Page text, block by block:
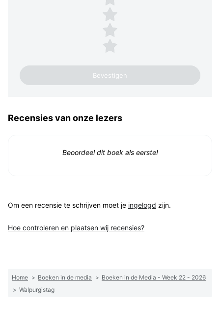
3 sterren
2 sterren
1 ster
Recensies van onze lezers
Beoordeel dit boek als eerste!
Om een recensie te schrijven moet je ingelogd zijn.
Hoe controleren en plaatsen wij recensies?
Home > Boeken in de media > Boeken in de Media - Week 22 - 2026
> Walpurgistag